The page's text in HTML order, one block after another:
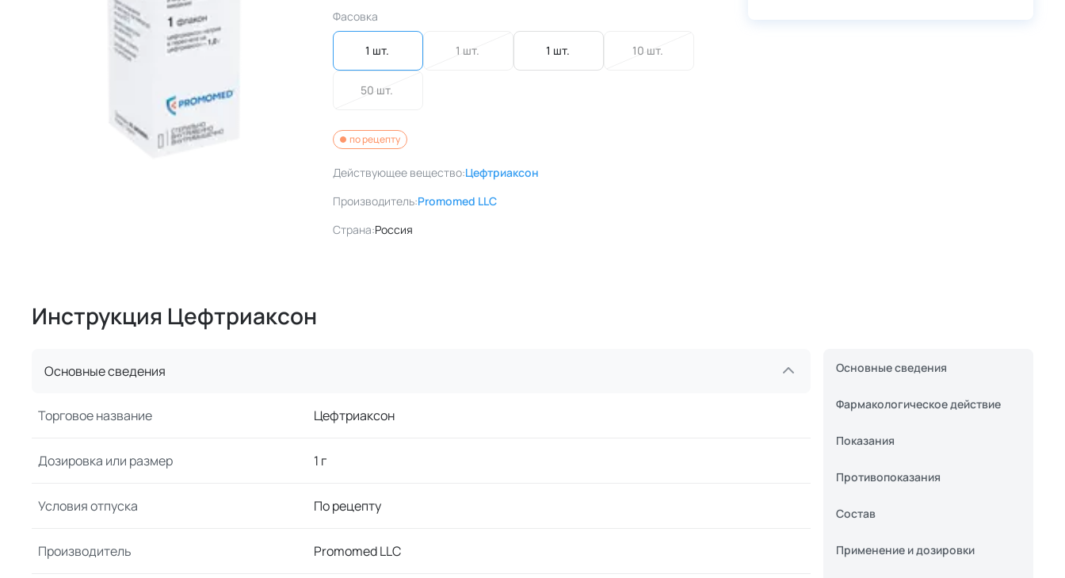
Фасовка
1 шт. 1 шт. 1 шт. 10 шт.
50 шт.
по рецепту
Действующее вещество:Цефтриаксон
Производитель:Promomed LLC
Страна:Россия
Инструкция Цефтриаксон
Основные сведения
Торговое название Цефтриаксон
Дозировка или размер 1 г
Условия отпуска По рецепту
Производитель Promomed LLC
Основные сведения
Фармакологическое действие
Показания
Противопоказания
Состав
Применение и дозировки